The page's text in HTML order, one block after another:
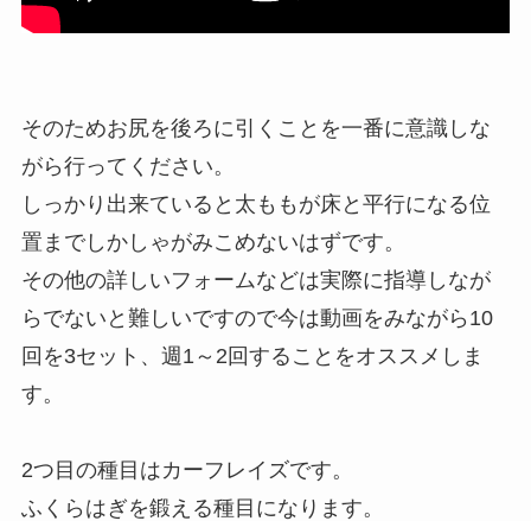
そのためお尻を後ろに引くことを一番に意識しな
がら行ってください。
しっかり出来ていると太ももが床と平行になる位
置までしかしゃがみこめないはずです。
その他の詳しいフォームなどは実際に指導しなが
らでないと難しいですので今は動画をみながら10
回を3セット、週1～2回することをオススメしま
す。
2つ目の種目はカーフレイズです。
ふくらはぎを鍛える種目になります。